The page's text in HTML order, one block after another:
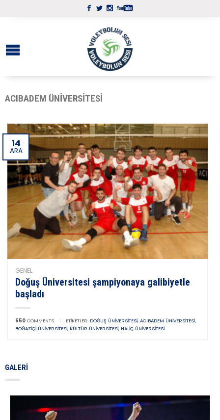
ACIBADEM ÜNIVERSITESI
14
ARA
GENEL
Doğuş Üniversitesi şampiyonaya galibiyetle
başladı
550 COMMENTS | ETIKETLER: DOĞUŞ ÜNIVERSITESI, ACIBADEM ÜNIVERSITESI,
BOĞAZIÇI ÜNIVERSITESI, KÜLTÜR ÜNIVERSITESI, HALIÇ ÜNIVERSITESI
GALERI